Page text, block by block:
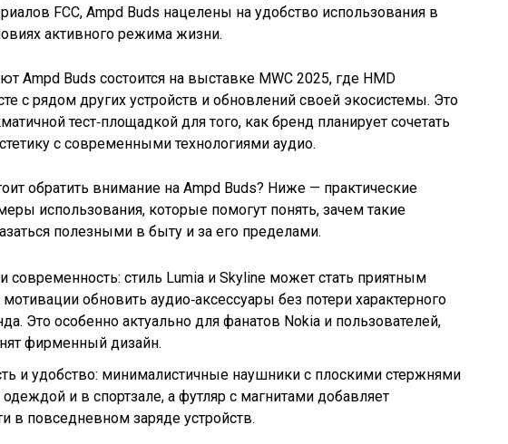
FCC, Ampd Buds нацелены на удобство использования в
активного режима жизни.
Ampd Buds состоится на выставке MWC 2025, где HMD
с рядом других устройств и обновлений своей экосистемы. Это
тест‑площадкой для того, как бренд планирует сочетать
с современными технологиями аудио.
обратить внимание на Ampd Buds? Ниже — практические
использования, которые помогут понять, зачем такие
полезными в быту и за его пределами.
и современность: стиль Lumia и Skyline может стать приятным
обновить аудио‑аксессуары без потери характерного
Это особенно актуально для фанатов Nokia и пользователей,
фирменный дизайн.
и удобство: минималистичные наушники с плоскими стержнями
и в спортзале, а футляр с магнитами добавляет
в повседневном заряде устройств.